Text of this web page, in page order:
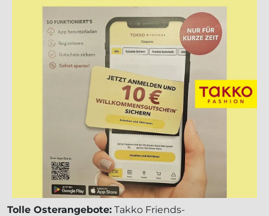
Tolle Osterangebote: Takko Friends-